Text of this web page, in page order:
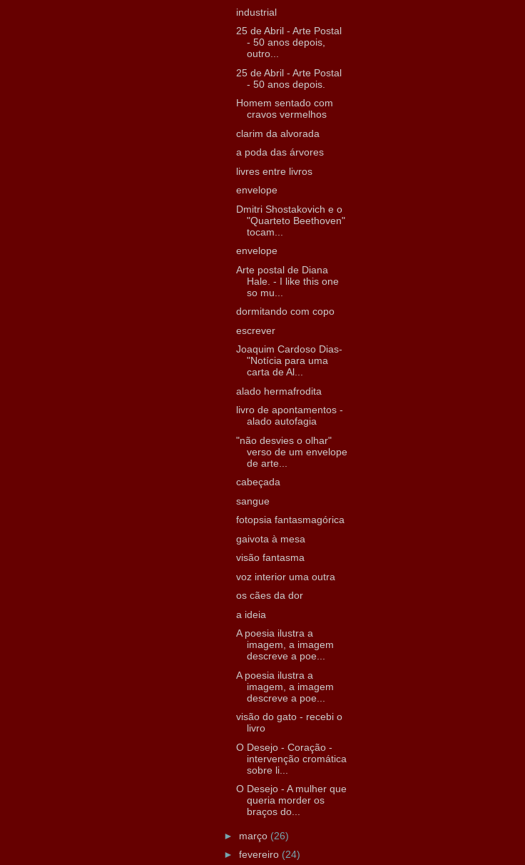
industrial
25 de Abril - Arte Postal
- 50 anos depois,
outro...
25 de Abril - Arte Postal
- 50 anos depois.
Homem sentado com
cravos vermelhos
clarim da alvorada
a poda das árvores
livres entre livros
envelope
Dmitri Shostakovich e o
"Quarteto Beethoven"
tocam...
envelope
Arte postal de Diana
Hale. - I like this one
so mu...
dormitando com copo
escrever
Joaquim Cardoso Dias-
"Notícia para uma
carta de Al...
alado hermafrodita
livro de apontamentos -
alado autofagia
"não desvies o olhar"
verso de um envelope
de arte...
cabeçada
sangue
fotopsia fantasmagórica
gaivota à mesa
visão fantasma
voz interior uma outra
os cães da dor
a ideia
A poesia ilustra a
imagem, a imagem
descreve a poe...
A poesia ilustra a
imagem, a imagem
descreve a poe...
visão do gato - recebi o
livro
O Desejo - Coração -
intervenção cromática
sobre li...
O Desejo - A mulher que
queria morder os
braços do...
► março (26)
► fevereiro (24)